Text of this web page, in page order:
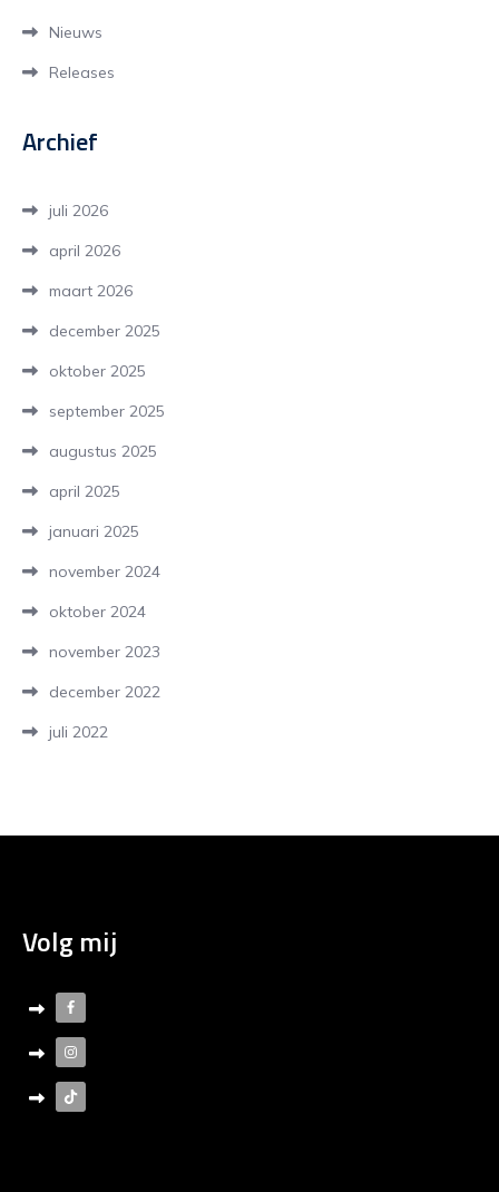
Nieuws
Releases
Archief
juli 2026
april 2026
maart 2026
december 2025
oktober 2025
september 2025
augustus 2025
april 2025
januari 2025
november 2024
oktober 2024
november 2023
december 2022
juli 2022
Volg mij